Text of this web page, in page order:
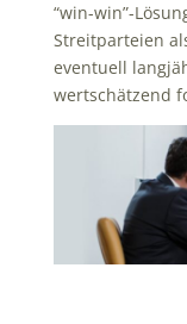
“win-win”-
Streitparteien
eventuell
wertschätzend